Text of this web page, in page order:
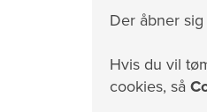
Der åbner
Hvis du vil
cookies, så